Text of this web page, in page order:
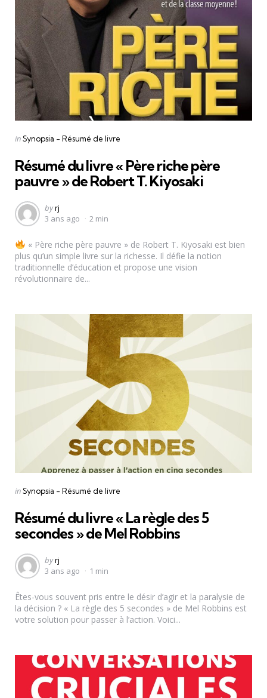
Categories
Posted
inSynopsia - Résumé de livre
Résumé du livre « Père riche père
pauvre » de Robert T. Kiyosaki
Posted
by
byrj
3 ans ago
2 min
« Père riche père pauvre » de Robert T. Kiyosaki est bien
plus qu’un simple livre sur la richesse. Il défie la notion
traditionnelle d’éducation et propose une vision
révolutionnaire de...
Categories
Posted
inSynopsia - Résumé de livre
Résumé du livre « La règle des 5
secondes » de Mel Robbins
Posted
by
byrj
3 ans ago
1 min
Êtes-vous souvent pris entre le désir d’agir et la paralysie de
la décision ? « La règle des 5 secondes » de Mel Robbins est
votre solution pour passer à l’action. Voici...